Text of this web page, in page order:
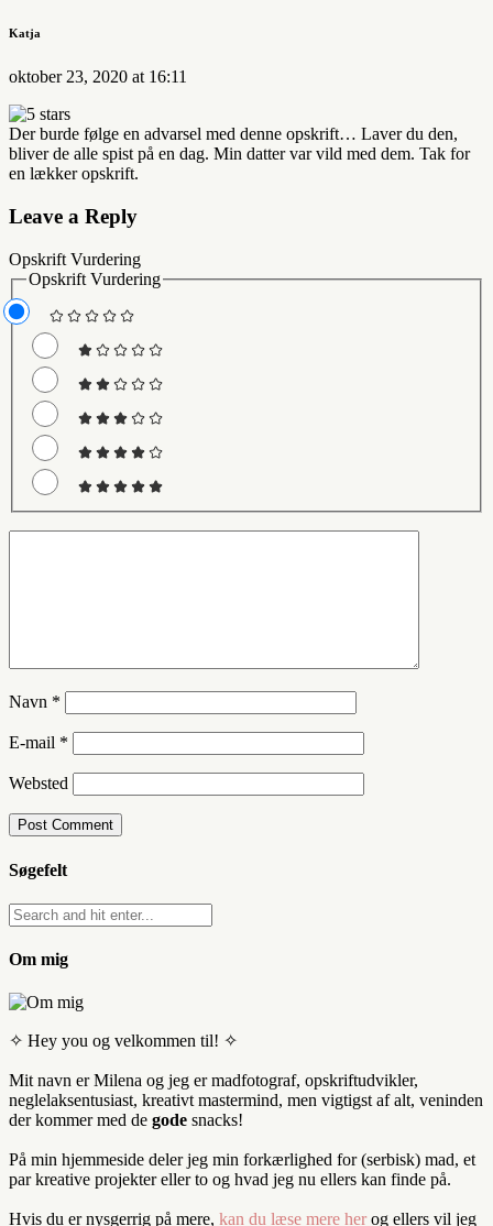
Katja
oktober 23, 2020 at 16:11
Der burde følge en advarsel med denne opskrift… Laver du den,
bliver de alle spist på en dag. Min datter var vild med dem. Tak for
en lækker opskrift.
Leave a Reply
Opskrift Vurdering
Opskrift Vurdering
Navn *
E-mail *
Websted
Søgefelt
Om mig
✧ Hey you og velkommen til! ✧
Mit navn er Milena og jeg er madfotograf, opskriftudvikler,
neglelaksentusiast, kreativt mastermind, men vigtigst af alt, veninden
der kommer med de gode snacks!
På min hjemmeside deler jeg min forkærlighed for (serbisk) mad, et
par kreative projekter eller to og hvad jeg nu ellers kan finde på.
Hvis du er nysgerrig på mere, kan du læse mere her og ellers vil jeg